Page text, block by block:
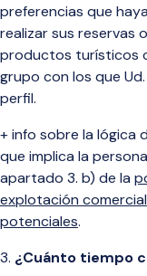
preferencias que
realizar sus reservas
productos turísticos
grupo con los que
perfil.
+ info sobre la lógica
que implica la
apartado 3. b) de la
explotación
potenciales.
¿Cuánto tiempo